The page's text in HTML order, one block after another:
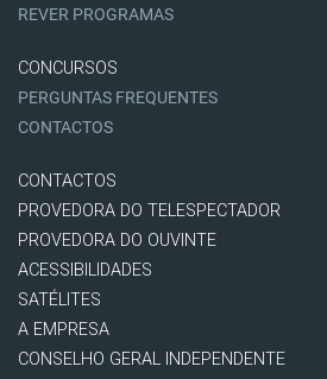
REVER PROGRAMAS
CONCURSOS
PERGUNTAS FREQUENTES
CONTACTOS
CONTACTOS
PROVEDORA DO TELESPECTADOR
PROVEDORA DO OUVINTE
ACESSIBILIDADES
SATÉLITES
A EMPRESA
CONSELHO GERAL INDEPENDENTE